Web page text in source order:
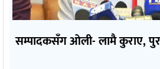
सम्पादकसँग ओली- लामै कुराए,